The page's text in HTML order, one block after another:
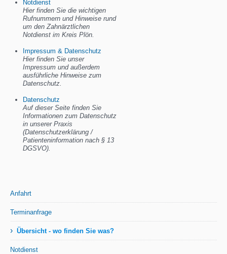
Notdienst
Hier finden Sie die wichtigen
Rufnummern und Hinweise rund
um den Zahnärztlichen
Notdienst im Kreis Plön.
Impressum & Datenschutz
Hier finden Sie unser
Impressum und außerdem
ausführliche Hinweise zum
Datenschutz.
Datenschutz
Auf dieser Seite finden Sie
Informationen zum Datenschutz
in unserer Praxis
(Datenschutzerklärung /
Patienteninformation nach § 13
DGSVO).
Anfahrt
Terminanfrage
› Übersicht - wo finden Sie was?
Notdienst